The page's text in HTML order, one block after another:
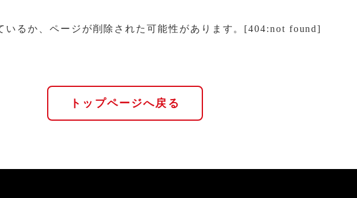
いるか、ページが削除された可能性があります。[404:not found]
トップページへ戻る